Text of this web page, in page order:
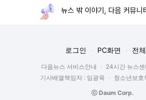
뉴스 밖 이야기, 다음 커뮤니
로그인 PC화면 전
다음뉴스 서비스안내 24시간 뉴스센
기사배열책임자 : 임광욱
청소년보호
ⓒ Daum Corp.